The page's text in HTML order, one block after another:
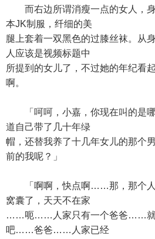
而右边所谓消瘦一点的女人，身
本JK制服，纤细的美
腿上套着一双黑色的过膝丝袜。从
人应该是视频标题中
所提到的女儿了，不过她的年纪看
啊。
「呵呵，小嘉，你现在叫的是哪
道自己带了几十年绿
帽，还替我养了十几年女儿的那个
前的我呢？」
「啊啊，快点啊……那，那个人
窝囊了，天天不在家
……呃……人家只有一个爸爸……
吧……爸爸……人家已经